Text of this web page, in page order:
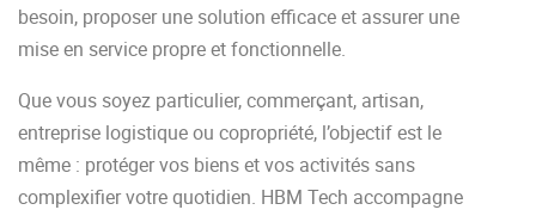
besoin, proposer une solution efficace et assurer une
mise en service propre et fonctionnelle.
Que vous soyez particulier, commerçant, artisan,
entreprise logistique ou copropriété, l’objectif est le
même : protéger vos biens et vos activités sans
complexifier votre quotidien. HBM Tech accompagne